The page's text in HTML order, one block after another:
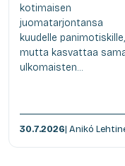
kotimaisen
juomatarjontansa
kuudelle panimotiskille,
mutta kasvattaa
ulkomaisten...
30.7.2026| Anikó